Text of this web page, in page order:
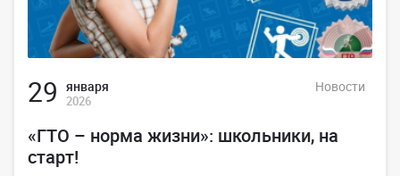
29 января
2026
Новости
«ГТО – норма жизни»: школьники, на
старт!